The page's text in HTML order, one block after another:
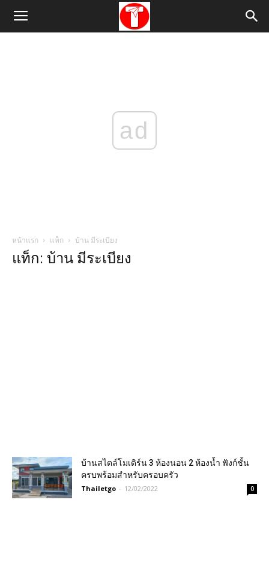
ad
หน้าแรก แท็ก บ้าน มีระเบียง
แท็ก: บ้าน มีระเบียง
บ้านสไตล์โมเดิร์น 3 ห้องนอน 2 ห้องน้ำ ฟังก์ชั้น
ครบพร้อมสำหรับครอบครัว
Thailetgo - 12/02/2022 0